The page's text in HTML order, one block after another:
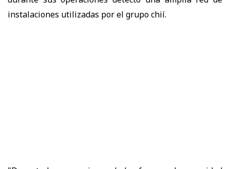
instalaciones utilizadas por el grupo chií.